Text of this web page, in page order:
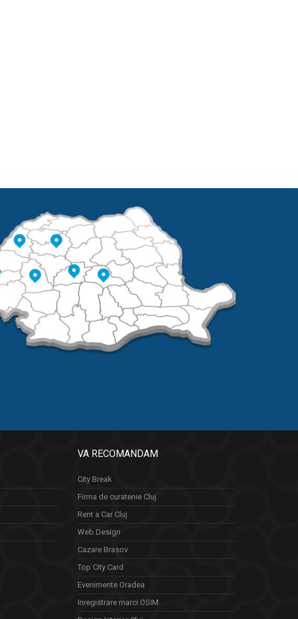
VA RECOMANDAM
City Break
Firma de curatenie Cluj
Rent a Car Cluj
Web Design
Cazare Brasov
Top City Card
Evenimente Oradea
Inregistrare marci OSIM